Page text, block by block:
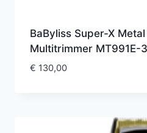
BaByliss Super-X Metal
Multitrimmer MT991E-
€ 130,00